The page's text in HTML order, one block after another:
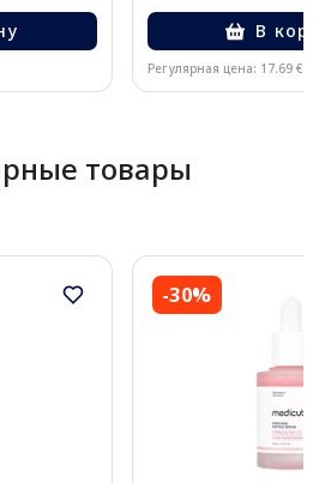
В
Регулярная цена: 17.69 €
товары
-30%